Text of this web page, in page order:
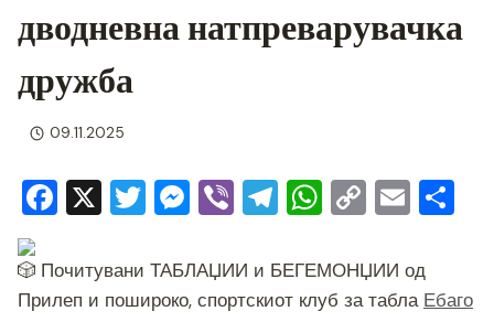
дводневна натпреварувачка
дружба
09.11.2025
F
c
e
X T
tt
er
M
ss
e
Vi
er
T
e
gr
W
at
s
C
p
y
E
ai
l e
Почитувани ТАБЛАЏИИ и БЕГЕМОНЏИИ од
Прилеп и пошироко, спортскиот клуб за табла Ебаго